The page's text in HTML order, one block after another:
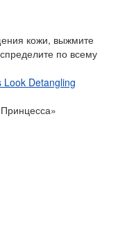
кожи, выжмите
по всему
Look Detangling